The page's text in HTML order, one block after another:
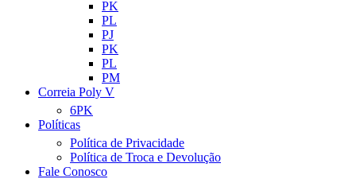
PK
PL
PJ
PK
PL
PM
Correia Poly V
6PK
Políticas
Política de Privacidade
Política de Troca e Devolução
Fale Conosco